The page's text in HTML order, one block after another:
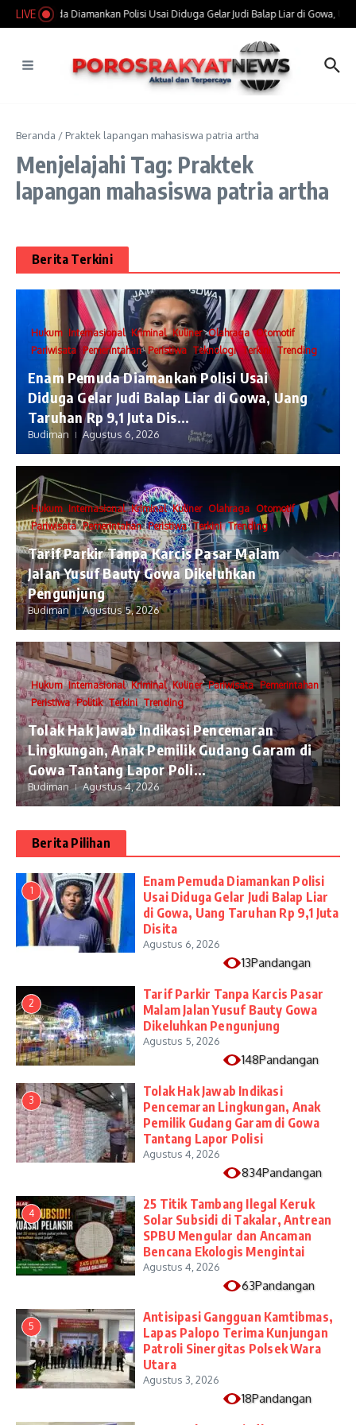
Lewati ke konten
LIVE
Enam Pemuda Diamankan Polisi Usai Diduga Gelar Judi Balap Liar di Gowa,
Beranda / Praktek lapangan mahasiswa patria artha
Menjelajahi Tag: Praktek
lapangan mahasiswa patria artha
Berita Terkini
Hukum Internasional Kriminal Kuliner Olahraga Otomotif
Pariwisata Pemerintahan Peristiwa Teknologi Terkini Trending
Enam Pemuda Diamankan Polisi Usai
Diduga Gelar Judi Balap Liar di Gowa, Uang
Taruhan Rp 9,1 Juta Dis...
Budiman Agustus 6, 2026
Hukum Internasional Kriminal Kuliner Olahraga Otomotif
Pariwisata Pemerintahan Peristiwa Terkini Trending
Tarif Parkir Tanpa Karcis Pasar Malam
Jalan Yusuf Bauty Gowa Dikeluhkan
Pengunjung
Budiman Agustus 5, 2026
Hukum Internasional Kriminal Kuliner Pariwisata Pemerintahan
Peristiwa Politik Terkini Trending
Tolak Hak Jawab Indikasi Pencemaran
Lingkungan, Anak Pemilik Gudang Garam di
Gowa Tantang Lapor Poli...
Budiman Agustus 4, 2026
Berita Pilihan
1
Enam Pemuda Diamankan Polisi
Usai Diduga Gelar Judi Balap Liar
di Gowa, Uang Taruhan Rp 9,1 Juta
Disita
Agustus 6, 2026
13Pandangan
2
Tarif Parkir Tanpa Karcis Pasar
Malam Jalan Yusuf Bauty Gowa
Dikeluhkan Pengunjung
Agustus 5, 2026
148Pandangan
3
Tolak Hak Jawab Indikasi
Pencemaran Lingkungan, Anak
Pemilik Gudang Garam di Gowa
Tantang Lapor Polisi
Agustus 4, 2026
834Pandangan
4
25 Titik Tambang Ilegal Keruk
Solar Subsidi di Takalar, Antrean
SPBU Mengular dan Ancaman
Bencana Ekologis Mengintai
Agustus 4, 2026
63Pandangan
5
Antisipasi Gangguan Kamtibmas,
Lapas Palopo Terima Kunjungan
Patroli Sinergitas Polsek Wara
Utara
Agustus 3, 2026
18Pandangan